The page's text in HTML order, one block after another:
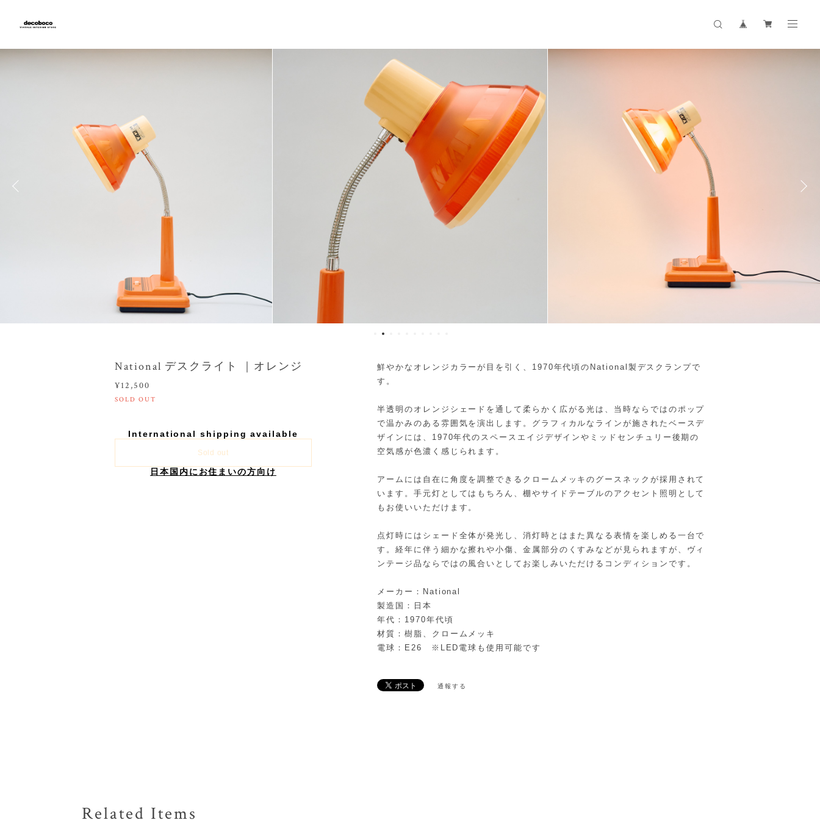
National デスクライト ｜オレンジ
¥12,500
SOLD OUT
International shipping available
Sold out
日本国内にお住まいの方向け
鮮やかなオレンジカラーが目を引く、1970年代頃のNational製デスクランプで
す。
半透明のオレンジシェードを通して柔らかく広がる光は、当時ならではのポップ
で温かみのある雰囲気を演出します。グラフィカルなラインが施されたベースデ
ザインには、1970年代のスペースエイジデザインやミッドセンチュリー後期の
空気感が色濃く感じられます。
アームには自在に角度を調整できるクロームメッキのグースネックが採用されて
います。手元灯としてはもちろん、棚やサイドテーブルのアクセント照明として
もお使いいただけます。
点灯時にはシェード全体が発光し、消灯時とはまた異なる表情を楽しめる一台で
す。経年に伴う細かな擦れや小傷、金属部分のくすみなどが見られますが、ヴィ
ンテージ品ならではの風合いとしてお楽しみいただけるコンディションです。
メーカー：National
製造国：日本
年代：1970年代頃
材質：樹脂、クロームメッキ
電球：E26 ※LED電球も使用可能です
通報する
Related Items